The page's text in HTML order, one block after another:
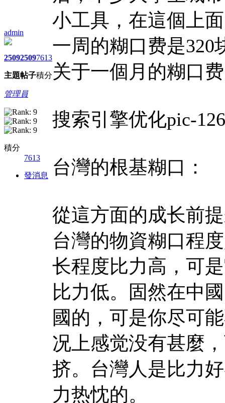
admin
2509
主題
2509
帖子
7613
積分
管理員
積分
7613
發消息
小工具，在這個上
一周的糊口费是320
关于一個月的糊口
搜索引擎优化pic-
台灣的根基糊口：
從這方面的成长前
台灣的物資糊口程
长程度比力高，可
比力低。固然在中
國的，可是你尽可
况上感觉没有甚麼
挤。台灣人是比力
力热忱的。